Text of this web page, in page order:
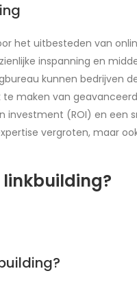
het uitbesteden van
inspanning en
kunnen bedrijven
maken van
investment (ROI) en een
vergroten, maar
linkbuilding?